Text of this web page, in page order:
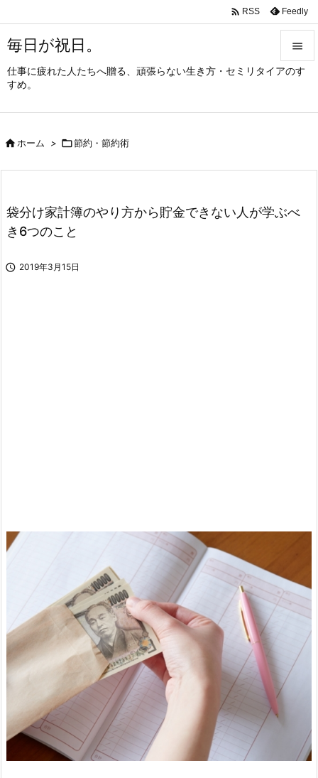
毎日が祝日。
仕事に疲れた人たちへ贈る、頑張らない生き方・セミリタイアのす
すめ。




 RSS Feedly
ホーム > 節約・節約術
袋分け家計簿のやり方から貯金できない人が学ぶべ
き6つのこと
 2019年3月15日